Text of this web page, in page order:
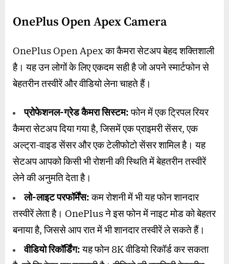
OnePlus Open Apex Camera
OnePlus Open Apex का कैमरा सेटअप बेहद शक्तिशाली
है। यह उन लोगों के लिए एकदम सही है जो अपने स्मार्टफोन से
बेहतरीन तस्वीरें और वीडियो लेना चाहते हैं।
प्रोफेशनल-ग्रेड कैमरा सिस्टम:फोन में एक ट्रिपल रियर
कैमरा सेटअप दिया गया है, जिसमें एक प्राइमरी सेंसर, एक
अल्ट्रा-वाइड सेंसर और एक टेलीफोटो सेंसर शामिल है। यह
सेटअप आपको किसी भी रोशनी की स्थिति में बेहतरीन तस्वीरें
लेने की अनुमति देता है।
लो-लाइट परफॉर्मेंस:कम रोशनी में भी यह फोन शानदार
तस्वीरें लेता है। OnePlus ने इस फोन में नाइट मोड को बेहतर
बनाया है, जिससे आप रात में भी शानदार तस्वीरें ले सकते हैं।
वीडियो रिकॉर्डिंग:यह फोन 8K वीडियो रिकॉर्ड कर सकता